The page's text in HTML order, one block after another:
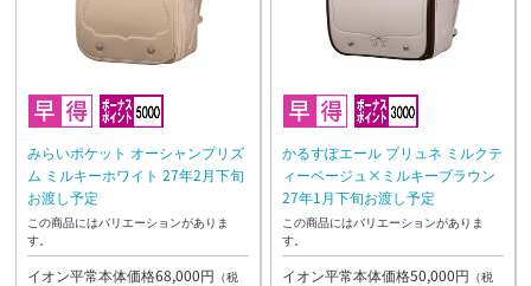
みらいポケット オーシャンプリズ
ム ミルキーホワイト 27年2月下旬
お渡し予定
この商品にはバリエーションがありま
す。
イオン平常本体価格68,000円 （税
かるすぽエール プリュネ ミルクテ
ィーベージュ×ミルキーブラウン
27年1月下旬お渡し予定
この商品にはバリエーションがありま
す。
イオン平常本体価格50,000円 （税